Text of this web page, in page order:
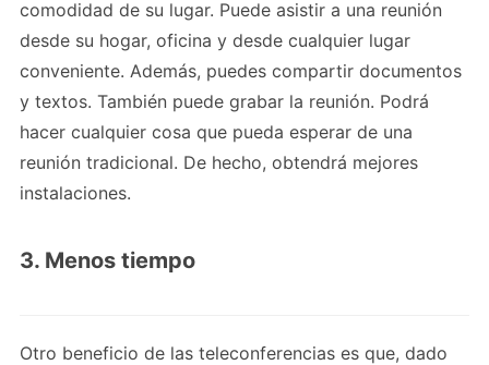
comodidad de su lugar. Puede asistir a una reunión
desde su hogar, oficina y desde cualquier lugar
conveniente. Además, puedes compartir documentos
y textos. También puede grabar la reunión. Podrá
hacer cualquier cosa que pueda esperar de una
reunión tradicional. De hecho, obtendrá mejores
instalaciones.
3. Menos tiempo
Otro beneficio de las teleconferencias es que, dado